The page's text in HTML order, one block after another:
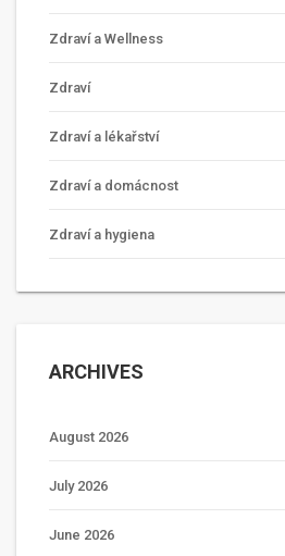
Zdraví a Wellness
Zdraví
Zdraví a lékařství
Zdraví a domácnost
Zdraví a hygiena
ARCHIVES
August 2026
July 2026
June 2026